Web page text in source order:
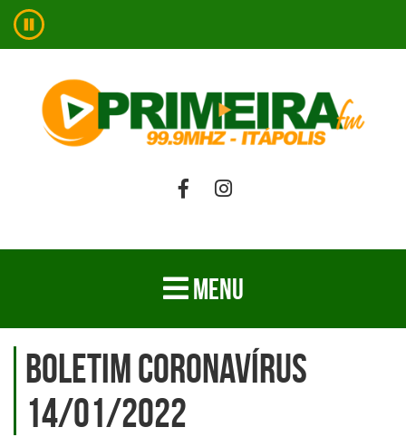
MENU
Boletim Coronavírus
14/01/2022